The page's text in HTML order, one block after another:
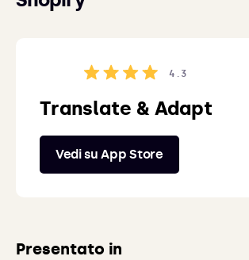
4.3
Translate & Adapt
Vedi su App Store
Presentato in